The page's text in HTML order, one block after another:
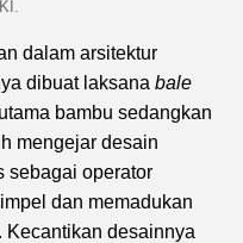
dalam arsitektur
dibuat laksana bale
bambu sedangkan
mengejar desain
sebagai operator
dan memadukan
desainnya